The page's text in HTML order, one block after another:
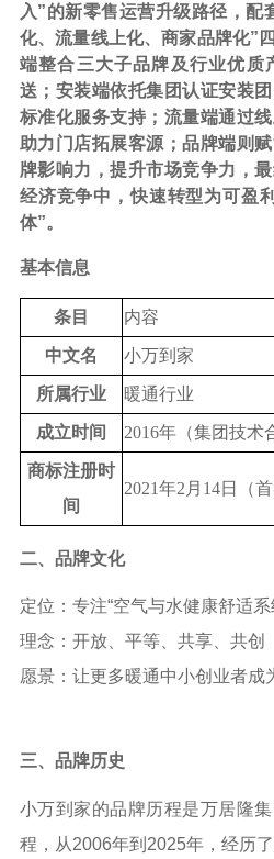
入”的新零售运营升级路径，配
化、流量线上化、商家品牌化”
端整合三大子品牌及行业优质
送；安装端依托集团认证安装
标准化服务支持；流量端通过
助力门店拓展客源；品牌端则
牌影响力，提升市场竞争力，
经济竞争中，快速转型为可盈
体”。
基本信息
条目 内容
中文名 小万到家
所属行业 暖通行业
成立时间 2016年（集团技术
商标注册时
间
2021年2月14日（
二、品牌文化
定位：专注“空气与水健康舒适
理念：开放、平等、共享、共创
愿景：让更多暖通中小创业者成
三、 品牌历史
小万到家的品牌历程是万居隆
程，从2006年到 2025年，经历